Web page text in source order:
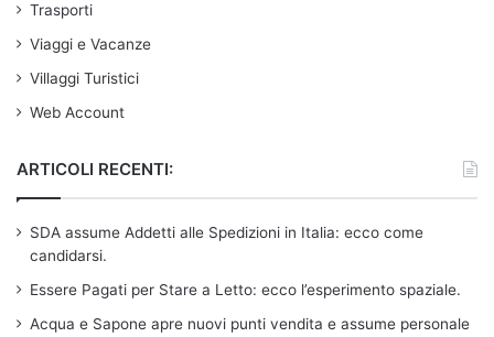
Trasporti
Viaggi e Vacanze
Villaggi Turistici
Web Account
ARTICOLI RECENTI:
SDA assume Addetti alle Spedizioni in Italia: ecco come
candidarsi.
Essere Pagati per Stare a Letto: ecco l’esperimento spaziale.
Acqua e Sapone apre nuovi punti vendita e assume personale